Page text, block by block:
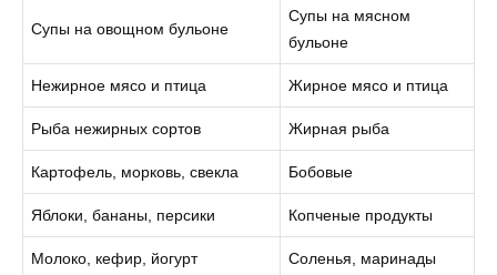
Супы на овощном бульоне
Супы на мясном
бульоне
Нежирное мясо и птица Жирное мясо и птица
Рыба нежирных сортов Жирная рыба
Картофель, морковь, свекла Бобовые
Яблоки, бананы, персики Копченые продукты
Молоко, кефир, йогурт Соленья, маринады